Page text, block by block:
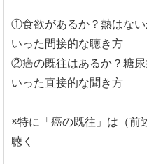
①食欲があるか？熱はな
いった間接的な聴き方
②癌の既往はあるか？糖
いった直接的な聞き方
※特に「癌の既往」は（前
聴く